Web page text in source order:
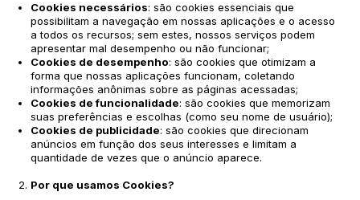
Cookies necessários: são cookies essenciais que
possibilitam a navegação em nossas aplicações e o acesso
a todos os recursos; sem estes, nossos serviços podem
apresentar mal desempenho ou não funcionar;
Cookies de desempenho: são cookies que otimizam a
forma que nossas aplicações funcionam, coletando
informações anônimas sobre as páginas acessadas;
Cookies de funcionalidade: são cookies que memorizam
suas preferências e escolhas (como seu nome de usuário);
Cookies de publicidade: são cookies que direcionam
anúncios em função dos seus interesses e limitam a
quantidade de vezes que o anúncio aparece.
Por que usamos Cookies?